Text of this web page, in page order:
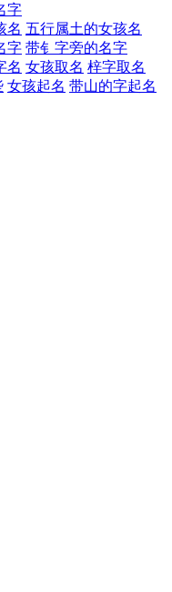
字
名 五行属土的女孩名
字 带钅字旁的名字
名 女孩取名 梓字取名
女孩起名 带山的字起名